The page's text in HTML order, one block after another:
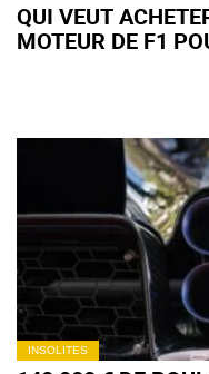
QUI VEUT
MOTEUR DE F1
INSOLITES